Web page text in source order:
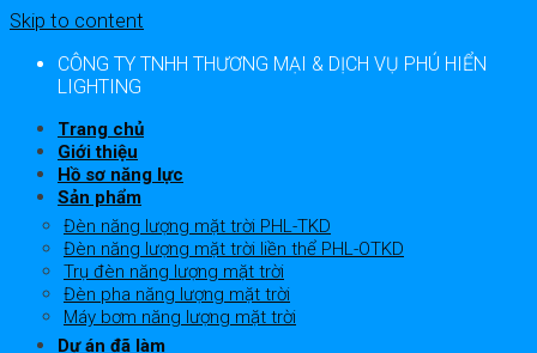
Skip to content
CÔNG TY TNHH THƯƠNG MẠI & DỊCH VỤ PHÚ HIỂN
LIGHTING
Trang chủ
Giới thiệu
Hồ sơ năng lực
Sản phẩm
Đèn năng lượng mặt trời PHL-TKD
Đèn năng lượng mặt trời liền thể PHL-OTKD
Trụ đèn năng lượng mặt trời
Đèn pha năng lượng mặt trời
Máy bơm năng lượng mặt trời
Dự án đã làm